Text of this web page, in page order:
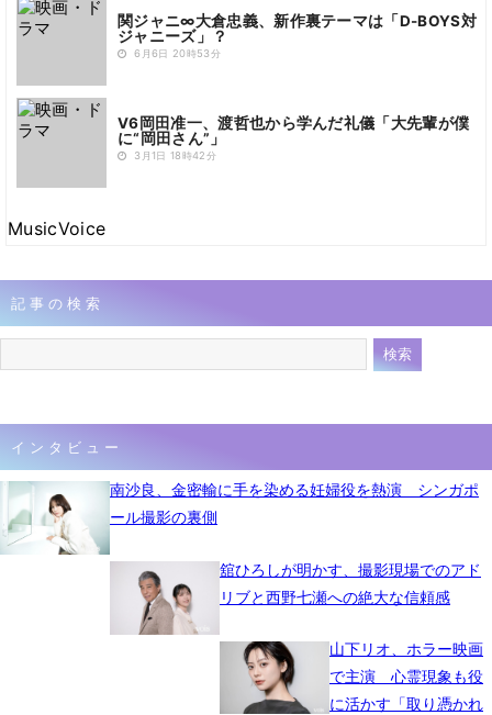
関ジャニ∞大倉忠義、新作裏テーマは「D-BOYS対
ジャニーズ」？
6月6日 20時53分
V6岡田准一、渡哲也から学んだ礼儀「大先輩が僕
に“岡田さん”」
3月1日 18時42分
MusicVoice
記事の検索
インタビュー
南沙良、金密輸に手を染める妊婦役を熱演 シンガポ
ール撮影の裏側
舘ひろしが明かす、撮影現場でのアド
リブと西野七瀬への絶大な信頼感
山下リオ、ホラー映画
で主演 心霊現象も役
に活かす「取り憑かれ